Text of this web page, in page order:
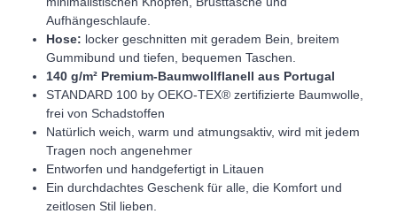
Aufhängeschlaufe.
Hose: locker geschnitten mit geradem Bein, breitem
Gummibund und tiefen, bequemen Taschen.
140 g/m² Premium-Baumwollflanell aus Portugal
STANDARD 100 by OEKO-TEX® zertifizierte Baumwolle,
frei von Schadstoffen
Natürlich weich, warm und atmungsaktiv, wird mit jedem
Tragen noch angenehmer
Entworfen und handgefertigt in Litauen
Ein durchdachtes Geschenk für alle, die Komfort und
zeitlosen Stil lieben.